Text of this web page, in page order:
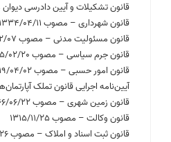
قانون شهرداری – مصوب 1334/04/11
قانون مسئولیت مدنی – مصوب 1339/02/07
قانون جرم سیاسی – مصوب 1395/02/20
قانون امور حسبی – مصوب 1319/04/02
قانون زمین شهری – مصوب 1366/06/22
قانون وکالت – مصوب 1315/11/25
قانون ثبت اسناد و املاک – مصوب 1310/12/26